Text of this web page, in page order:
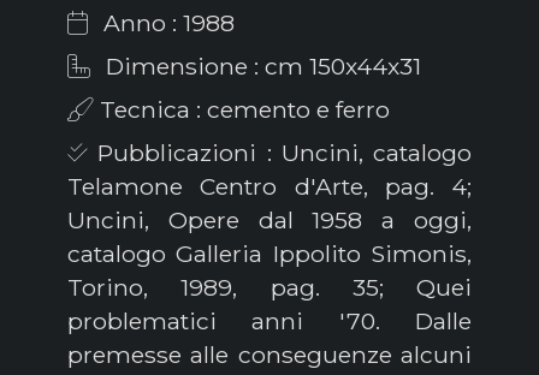
Anno : 1988
Dimensione : cm 150x44x31
Tecnica : cemento e ferro
Pubblicazioni : Uncini, catalogo
Telamone Centro d'Arte, pag. 4;
Uncini, Opere dal 1958 a oggi,
catalogo Galleria Ippolito Simonis,
Torino, 1989, pag. 35; Quei
problematici anni '70. Dalle
premesse alle conseguenze alcuni